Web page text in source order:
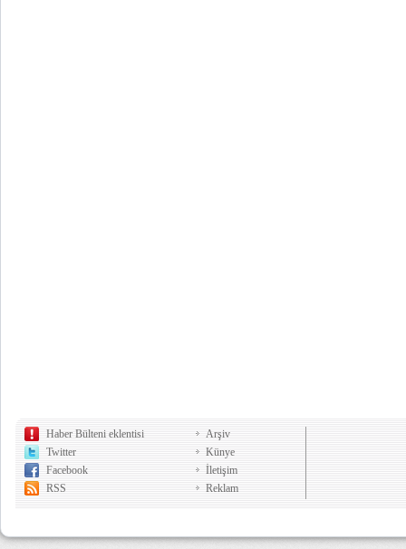
Haber Bülteni eklentisi
Twitter
Facebook
RSS
Arşiv
Künye
İletişim
Reklam